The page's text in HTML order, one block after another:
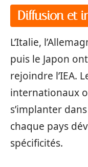
Diffusion et
L’Italie,
puis le Japon
rejoindre l’IEA.
internationaux
s’implanter
chaque pays
spécificités.